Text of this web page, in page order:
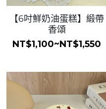
【6吋鮮奶油蛋糕】緞帶
香頌
NT$1,100~NT$1,550